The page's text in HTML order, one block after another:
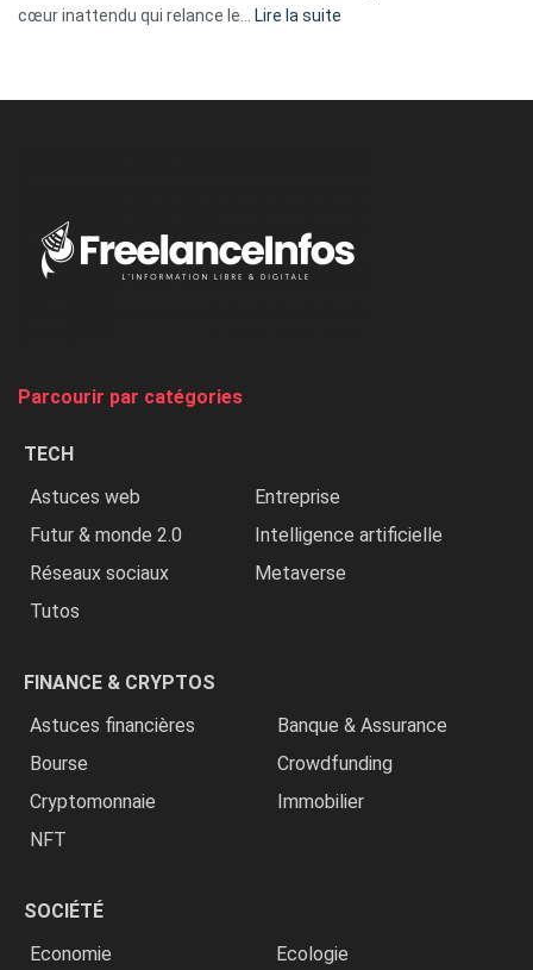
cœur inattendu qui relance le…
Lire la suite
Nigeria,
Parcourir par catégories
TECH
Astuces web
Entreprise
Futur & monde 2.0
Intelligence artificielle
Réseaux sociaux
Metaverse
Tutos
FINANCE & CRYPTOS
Astuces financières
Banque & Assurance
Bourse
Crowdfunding
Cryptomonnaie
Immobilier
NFT
SOCIÉTÉ
Economie
Ecologie